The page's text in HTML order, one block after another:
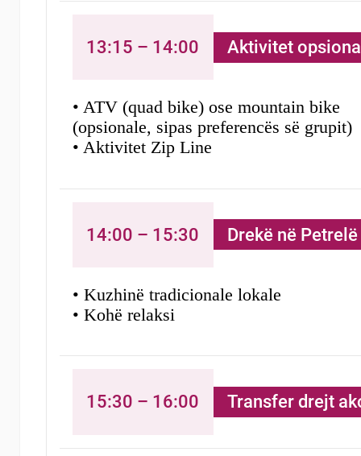
13:15 – 14:00 Aktivitet
• ATV (quad bike) ose mountain bike
(opsionale, sipas preferencës së grupit)
• Aktivitet Zip Line
14:00 – 15:30 Drekë në
• Kuzhinë tradicionale lokale
• Kohë relaksi
15:30 – 16:00 Transfer drejt